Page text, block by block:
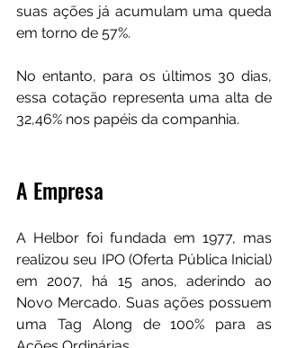
suas ações já acumulam uma queda
em torno de 57%.
No entanto, para os últimos 30 dias,
essa cotação representa uma alta de
32,46% nos papéis da companhia.
A Empresa
A Helbor foi fundada em 1977, mas
realizou seu IPO (Oferta Pública Inicial)
em 2007, há 15 anos, aderindo ao
Novo Mercado. Suas ações possuem
uma Tag Along de 100% para as